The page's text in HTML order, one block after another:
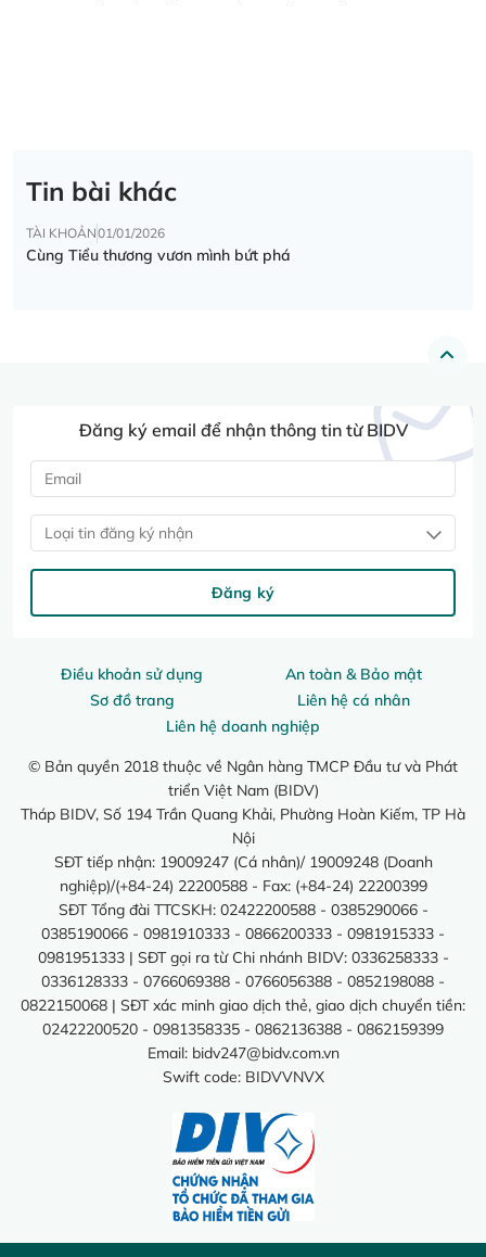
Tin bài khác
TÀI KHOẢN01/01/2026
Cùng Tiểu thương vươn mình bứt phá
Điều khoản sử dụng
An toàn & Bảo mật
Sơ đồ trang
Liên hệ cá nhân
Liên hệ doanh nghiệp
© Bản quyền 2018 thuộc về Ngân hàng TMCP Đầu tư và Phát
triển Việt Nam (BIDV)
Tháp BIDV, Số 194 Trần Quang Khải, Phường Hoàn Kiếm, TP Hà
Nội
SĐT tiếp nhận: 19009247 (Cá nhân)/ 19009248 (Doanh
nghiệp)/(+84-24) 22200588 - Fax: (+84-24) 22200399
SĐT Tổng đài TTCSKH: 02422200588 - 0385290066 -
0385190066 - 0981910333 - 0866200333 - 0981915333 -
0981951333 | SĐT gọi ra từ Chi nhánh BIDV: 0336258333 -
0336128333 - 0766069388 - 0766056388 - 0852198088 -
0822150068 | SĐT xác minh giao dịch thẻ, giao dịch chuyển tiền:
02422200520 - 0981358335 - 0862136388 - 0862159399
Email: bidv247@bidv.com.vn
Swift code: BIDVVNVX
Đăng ký email để nhận thông tin từ BIDV
Loại tin đăng ký nhận
Đăng ký